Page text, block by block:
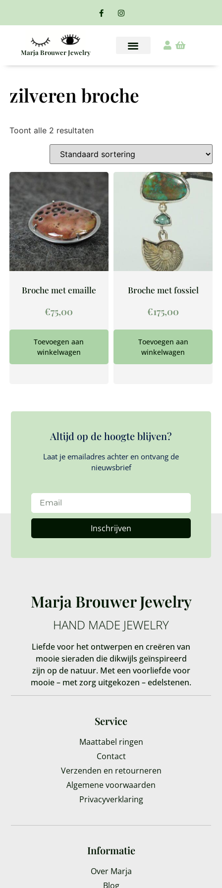
Marja Brouwer Jewelry
zilveren broche
Toont alle 2 resultaten
Broche met emaille
€75,00
Toevoegen aan
winkelwagen
Broche met fossiel
€175,00
Toevoegen aan
winkelwagen
Altijd op de hoogte blijven?
Laat je emailadres achter en ontvang de
nieuwsbrief
Inschrijven
Marja Brouwer Jewelry
HAND MADE JEWELRY
Liefde voor het ontwerpen en creëren van
mooie sieraden die dikwijls geïnspireerd
zijn op de natuur. Met een voorliefde voor
mooie – met zorg uitgekozen – edelstenen.
Service
Maattabel ringen
Contact
Verzenden en retourneren
Algemene voorwaarden
Privacyverklaring
Informatie
Over Marja
Blog